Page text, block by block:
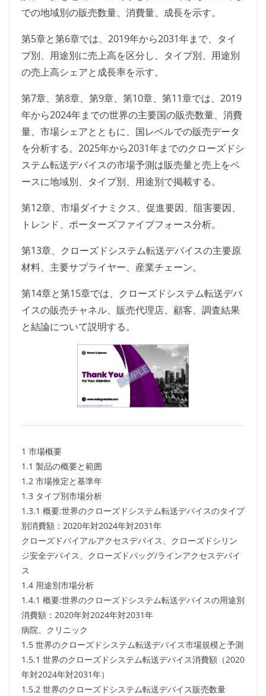
での地域別の販売数量、消費量、成長を示す。
第5章と第6章では、2019年から2031年まで、タイ
プ別、用途別に売上高を区分し、タイプ別、用途別
の売上高シェアと成長率を示す。
第7章、第8章、第9章、第10章、第11章では、2019
年から2024年までの世界の主要国の販売数量、消費
量、市場シェアとともに、国レベルでの販売データ
を分析する。2025年から2031年までのクローズドシ
ステム転送デバイスの市場予測は販売量と売上をベ
ースに地域別、タイプ別、用途別で掲載する。
第12章、市場ダイナミクス、促進要因、阻害要因、
トレンド、ポーターズファイブフォース分析。
第13章、クローズドシステム転送デバイスの主要原
材料、主要サプライヤー、産業チェーン。
第14章と第15章では、クローズドシステム転送デバ
イスの販売チャネル、販売代理店、顧客、調査結果
と結論について説明する。
1 市場概要
1.1 製品の概要と範囲
1.2 市場推定と基準年
1.3 タイプ別市場分析
1.3.1 概要:世界のクローズドシステム転送デバイスのタイプ
別消費額：2020年対2024年対2031年
クローズドバイアルアクセスデバイス、クローズドシリン
ジ安全デバイス、クローズドバッグ/ラインアクセスデバイ
ス
1.4 用途別市場分析
1.4.1 概要:世界のクローズドシステム転送デバイスの用途別
消費額：2020年対2024年対2031年
病院、クリニック
1.5 世界のクローズドシステム転送デバイス市場規模と予測
1.5.1 世界のクローズドシステム転送デバイス消費額（2020
年対2024年対2031年）
1.5.2 世界のクローズドシステム転送デバイス販売数量